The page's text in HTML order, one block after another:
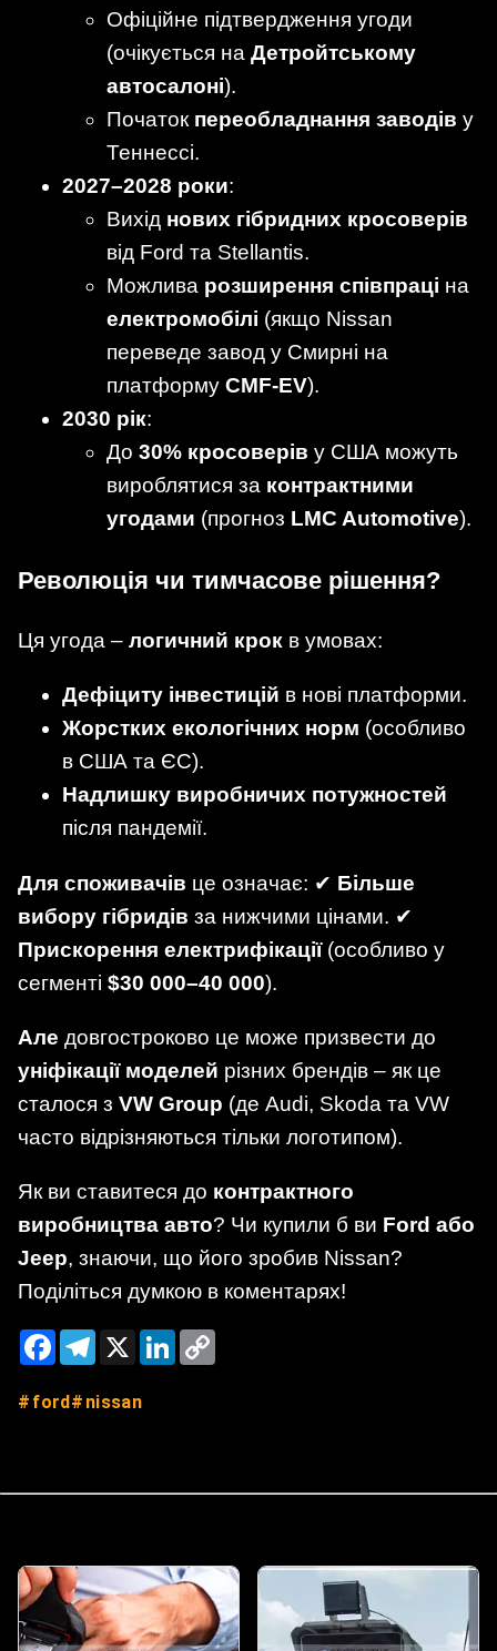
Офіційне підтвердження угоди
(очікується на Детройтському
автосалоні).
Початок переобладнання заводів у
Теннессі.
2027–2028 роки:
Вихід нових гібридних кросоверів
від Ford та Stellantis.
Можлива розширення співпраці на
електромобілі (якщо Nissan
переведе завод у Смирні на
платформу CMF-EV).
2030 рік:
До 30% кросоверів у США можуть
вироблятися за контрактними
угодами (прогноз LMC Automotive).
Революція чи тимчасове рішення?
Ця угода – логичний крок в умовах:
Дефіциту інвестицій в нові платформи.
Жорстких екологічних норм (особливо
в США та ЄС).
Надлишку виробничих потужностей
після пандемії.
Для споживачів це означає: ✔ Більше
вибору гібридів за нижчими цінами. ✔
Прискорення електрифікації(особливо у
сегменті $30 000–40 000).
Але довгостроково це може призвести до
уніфікації моделей різних брендів – як це
сталося з VW Group (де Audi, Skoda та VW
часто відрізняються тільки логотипом).
Як ви ставитеся до контрактного
виробництва авто? Чи купили б ви Ford або
Jeep, знаючи, що його зробив Nissan?
Поділіться думкою в коментарях!
FacebookTelegram
X LinkedIn
ford nissan